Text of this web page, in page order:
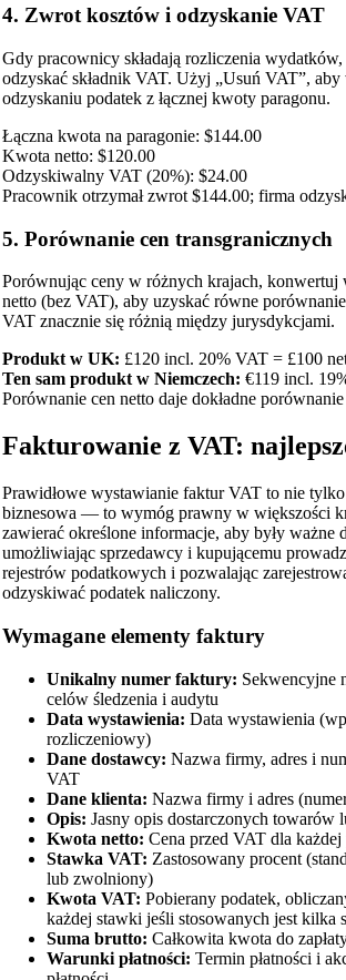
4. Zwrot kosztów i odzyskanie VAT
Gdy pracownicy składają rozliczenia
odzyskać składnik VAT. Użyj „Usuń VAT”,
odzyskaniu podatek z łącznej kwoty paragonu.
Łączna kwota na paragonie: $144.00
Kwota netto: $120.00
Odzyskiwalny VAT (20%): $24.00
Pracownik otrzymał zwrot $144.00; firma
5. Porównanie cen transgranicznych
Porównując ceny w różnych krajach, konwertuj
netto (bez VAT), aby uzyskać równe
VAT znacznie się różnią między jurysdykcjami.
Produkt w UK: £120 incl. 20% VAT = £100
Ten sam produkt w Niemczech: €119 incl.
Porównanie cen netto daje dokładne
Fakturowanie z VAT:
Prawidłowe wystawianie faktur VAT to nie
biznesowa — to wymóg prawny w większości
zawierać określone informacje, aby były ważne
umożliwiając sprzedawcy i kupującemu
rejestrów podatkowych i pozwalając
odzyskiwać podatek naliczony.
Wymagane elementy faktury
Unikalny numer faktury: Sekwencyjne
celów śledzenia i audytu
Data wystawienia: Data wystawienia
rozliczeniowy)
Dane dostawcy: Nazwa firmy, adres i
VAT
Dane klienta: Nazwa firmy i adres
Opis: Jasny opis dostarczonych towarów
Kwota netto: Cena przed VAT dla
Stawka VAT: Zastosowany procent
lub zwolniony)
Kwota VAT: Pobierany podatek,
każdej stawki jeśli stosowanych jest kilka
Suma brutto: Całkowita kwota do
Warunki płatności: Termin płatności i